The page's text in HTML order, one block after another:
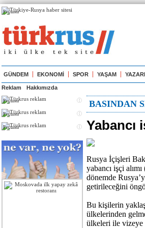
Реклама
GÜNDEM EKONOMİ SPOR YAŞAM
Reklam Hakkımızda
Реклама
Реклама
Реклама
BASINDAN
Yabancı
Rusya İçişleri
yabancı işçi
dönemde
getirileceğini
Bu kişilerin
ülkelerinden
ülkeleri ile vizeye